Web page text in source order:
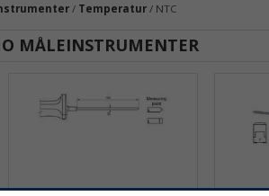
/ Temperatur / NTC
MÅLEINSTRUMENTER